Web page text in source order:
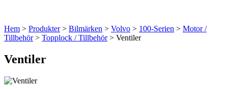
Hem > Produkter> Bilmärken > Volvo > 100-Serien > Motor /
Tillbehör> Topplock / Tillbehör> Ventiler
Ventiler